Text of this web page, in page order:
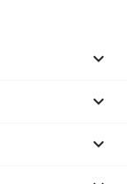


keyboard_arrow_down